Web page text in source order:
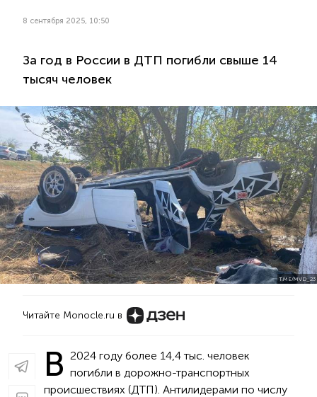
8 сентября 2025, 10:50
За год в России в ДТП погибли свыше 14
тысяч человек
T.ME/MVD_23
Читайте Monocle.ru в
В 2024 году более 14,4 тыс. человек
погибли в дорожно-транспортных
происшествиях (ДТП). Антилидерами по числу